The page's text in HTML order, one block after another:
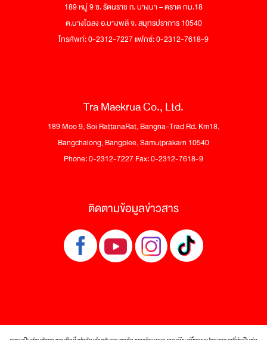
189 หมู่ 9 ซ. รัตนราช ถ. บางนา – ตราด กม.18
ต.บางโฉลง อ.บางพลี จ. สมุทรปราการ 10540
โทรศัพท์: 0-2312-7227 แฟกซ์: 0-2312-7618-9
Tra Maekrua Co., Ltd.
189 Moo 9, Soi RattanaRat, Bangna-Trad Rd. Km18,
Bangchalong, Bangplee, Samutprakarn 10540
Phone: 0-2312-7227 Fax: 0-2312-7618-9
ติดตามข้อมูลข่าวสาร